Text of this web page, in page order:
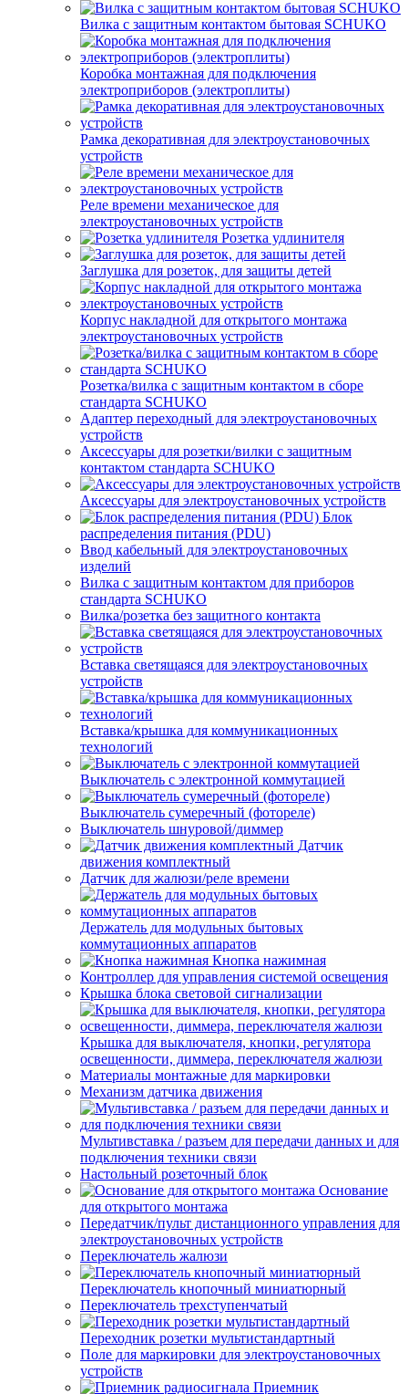
Вилка с защитным контактом бытовая SCHUKO
Коробка монтажная для подключения
электроприборов (электроплиты)
Рамка декоративная для электроустановочных
устройств
Реле времени механическое для
электроустановочных устройств
Розетка удлинителя
Заглушка для розеток, для защиты детей
Корпус накладной для открытого монтажа
электроустановочных устройств
Розетка/вилка с защитным контактом в сборе
стандарта SCHUKO
Адаптер переходный для электроустановочных
устройств
Аксессуары для розетки/вилки с защитным
контактом стандарта SCHUKO
Аксессуары для электроустановочных устройств
Блок
распределения питания (PDU)
Ввод кабельный для электроустановочных
изделий
Вилка с защитным контактом для приборов
стандарта SCHUKO
Вилка/розетка без защитного контакта
Вставка светящаяся для электроустановочных
устройств
Вставка/крышка для коммуникационных
технологий
Выключатель с электронной коммутацией
Выключатель сумеречный (фотореле)
Выключатель шнуровой/диммер
Датчик
движения комплектный
Датчик для жалюзи/реле времени
Держатель для модульных бытовых
коммутационных аппаратов
Кнопка нажимная
Контроллер для управления системой освещения
Крышка блока световой сигнализации
Крышка для выключателя, кнопки, регулятора
освещенности, диммера, переключателя жалюзи
Материалы монтажные для маркировки
Механизм датчика движения
Мультивставка / разъем для передачи данных и для
подключения техники связи
Настольный розеточный блок
Основание
для открытого монтажа
Передатчик/пульт дистанционного управления для
электроустановочных устройств
Переключатель жалюзи
Переключатель кнопочный миниатюрный
Переключатель трехступенчатый
Переходник розетки мультистандартный
Поле для маркировки для электроустановочных
устройств
Приемник